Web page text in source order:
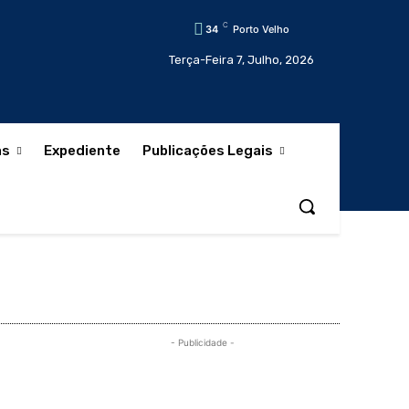
34 C Porto Velho
Terça-Feira 7, Julho, 2026
Expediente Publicações Legais
- Publicidade -